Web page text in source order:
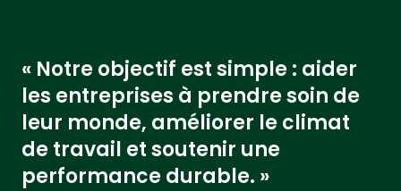
« Notre objectif est simple : aider
les entreprises à prendre soin de
leur monde, améliorer le climat
de travail et soutenir une
performance durable. »